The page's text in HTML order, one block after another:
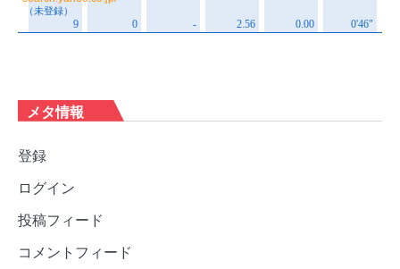
メタ情報
登録
ログイン
投稿フィード
コメントフィード